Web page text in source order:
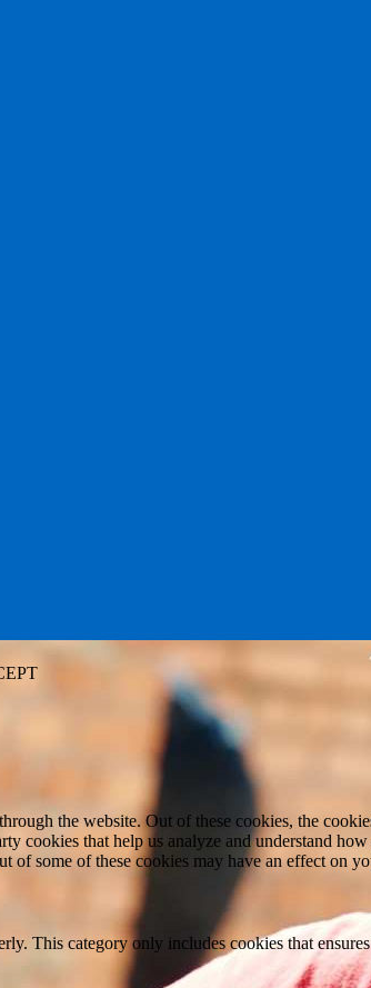
the website. Out of these cookies, the
cookies that help us analyze and understand
of some of these cookies may have an effect on
This category only includes cookies that